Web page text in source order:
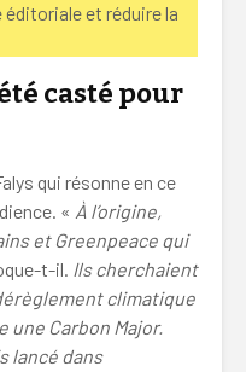
et réduire la
casté pour
qui résonne en ce
« À l’origine,
et Greenpeace qui
t-il. Ils cherchaient
climatique
Carbon Major.
lancé dans